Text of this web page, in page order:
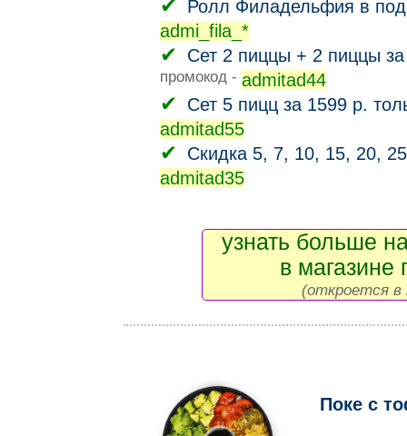
Ролл Филадельфия в
admi_fila_*
Сет 2 пиццы + 2 пиццы
промокод - admitad44
Сет 5 пицц за 1599 р.
admitad55
Скидка 5, 7, 10, 15, 20,
admitad35
узнать больше
в магазине
(откроется в
Поке с